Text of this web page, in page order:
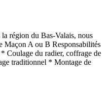
région du Bas-Valais, nous
Maçon A ou B Responsabilités
Coulage du radier, coffrage de
traditionnel * Montage de